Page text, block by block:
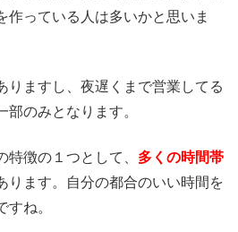
作っている人は多いかと思いま
りますし、夜遅くまで営業してる
部のみとなります。
徴の１つとして、 多くの時間帯
ります。自分の都合のいい時間を
ね。